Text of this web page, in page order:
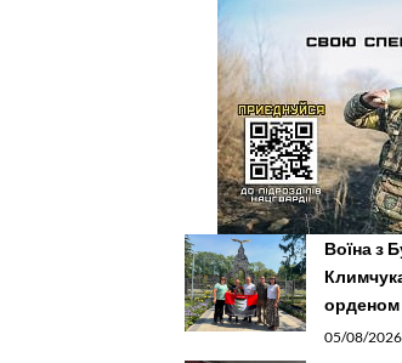
Воїна з
орденом
05/08/